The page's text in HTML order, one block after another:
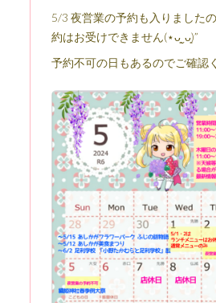
5/3 夜営業の予約も入りました
約はお受けできません(⋆ᴗ͈ˬᴗ͈)”
予約不可の日もあるのでご確認